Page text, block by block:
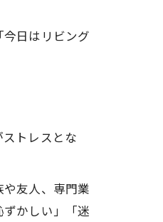
日はリビング
トレスとな
友人、専門業
かしい」「迷